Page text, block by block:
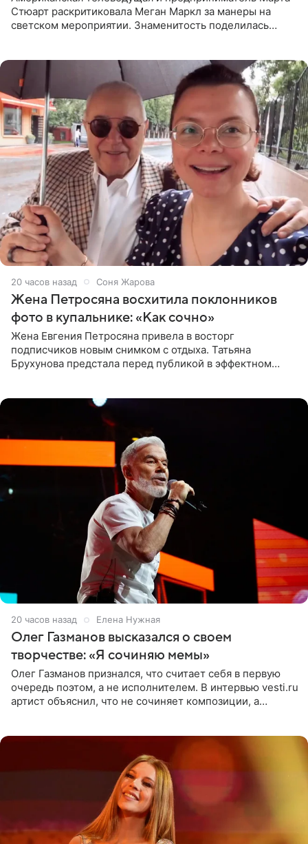
Стюарт раскритиковала Меган Маркл за манеры на
светском мероприятии. Знаменитость поделилась
20 часов назад Соня Жарова
Жена Петросяна восхитила поклонников
фото в купальнике: «Как сочно»
Жена Евгения Петросяна привела в восторг
подписчиков новым снимком с отдыха. Татьяна
Брухунова предстала перед публикой в эффектном
20 часов назад Елена Нужная
Олег Газманов высказался о своем
творчестве: «Я сочиняю мемы»
Олег Газманов признался, что считает себя в первую
очередь поэтом, а не исполнителем. В интервью vesti.ru
артист объяснил, что не сочиняет композиции, а